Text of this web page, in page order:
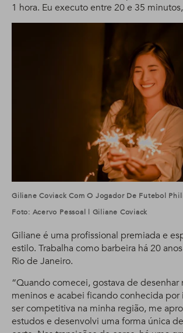
1 hora. Eu executo entre 20 e 35
Giliane Coviack Com O Jogador De Futebol
Foto: Acervo Pessoal | Giliane Coviack
Giliane é uma profissional premiada e
estilo. Trabalha como barbeira há 20
Rio de Janeiro.
“Quando comecei, gostava de desenhar
meninos e acabei ficando conhecida por
ser competitiva na minha região, me
estudos e desenvolvi uma forma única